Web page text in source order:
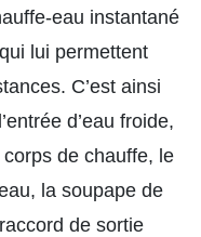
eau instantané
lui permettent
C’est ainsi
d’eau froide,
de chauffe, le
la soupape de
de sortie